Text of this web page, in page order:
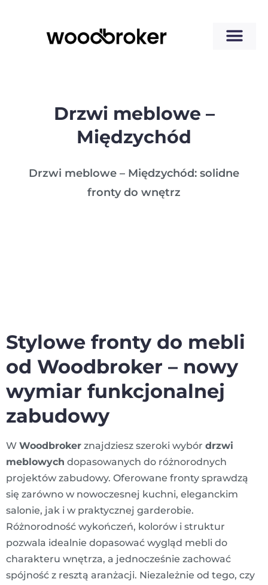
Drzwi meblowe –
Międzychód
Drzwi meblowe – Międzychód: solidne
fronty do wnętrz
Stylowe fronty do mebli
od Woodbroker – nowy
wymiar funkcjonalnej
zabudowy
W Woodbroker znajdziesz szeroki wybór drzwi
meblowych dopasowanych do różnorodnych
projektów zabudowy. Oferowane fronty sprawdzą
się zarówno w nowoczesnej kuchni, eleganckim
salonie, jak i w praktycznej garderobie.
Różnorodność wykończeń, kolorów i struktur
pozwala idealnie dopasować wygląd mebli do
charakteru wnętrza, a jednocześnie zachować
spójność z resztą aranżacji. Niezależnie od tego, czy